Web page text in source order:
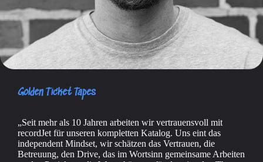
Golden Ticket Tapes
Seit mehr als 10 Jahren arbeiten wir vertrauensvoll mit
recordJet für unseren kompletten Katalog. Uns eint das
independent Mindset, wir schätzen das Vertrauen, die
Betreuung, den Drive, das im Wortsinn gemeinsame Arbeiten